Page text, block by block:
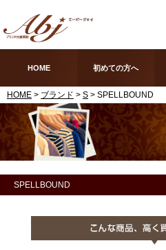
HOME 初めての方へ
HOME > ブランド > S > SPELLBOUND
SPELLBOUND